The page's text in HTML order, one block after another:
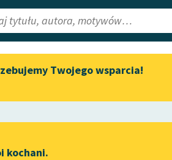
Lektury
Aktualności
Zapraszamy na
literatury
Twojego wsparcia!
kochani.